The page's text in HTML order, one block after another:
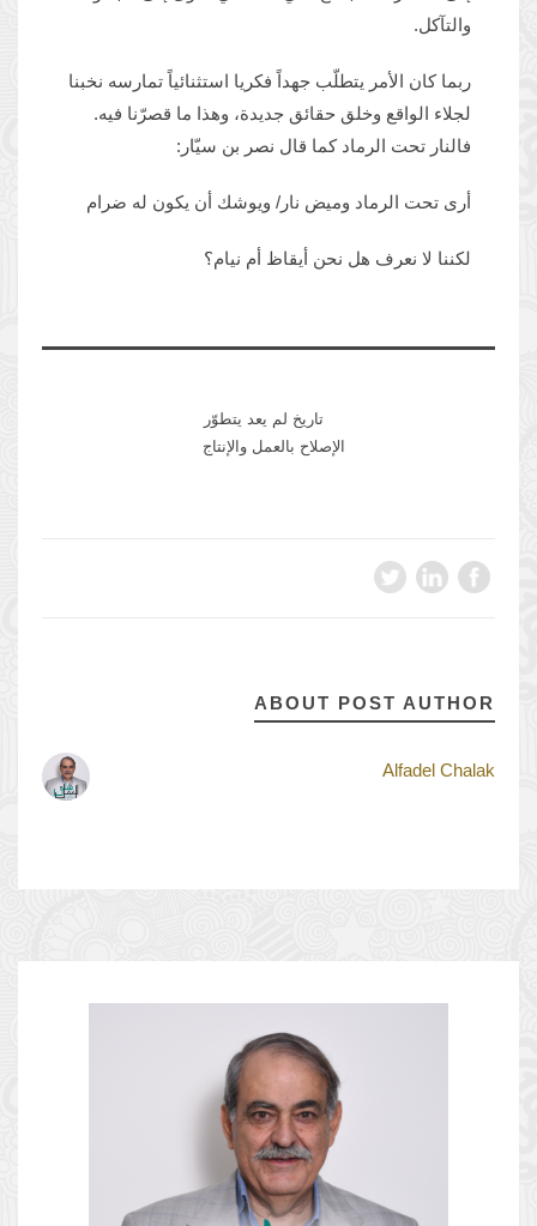
والتآكل.
ربما كان الأمر يتطلّب جهداً فكريا استثنائياً تمارسه نخبنا
لجلاء الواقع وخلق حقائق جديدة، وهذا ما قصرّنا فيه.
فالنار تحت الرماد كما قال نصر بن سيّار:
أرى تحت الرماد وميض نار/ ويوشك أن يكون له ضرام
لكننا لا نعرف هل نحن أيقاظ أم نيام؟
تاريخ لم يعد يتطوّر
الإصلاح بالعمل والإنتاج
ABOUT POST AUTHOR
Alfadel Chalak